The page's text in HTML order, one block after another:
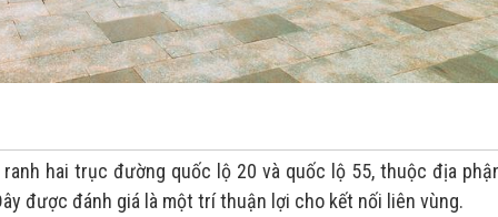
hai trục đường quốc lộ 20 và quốc lộ 55, thuộc địa
được đánh giá là một trí thuận lợi cho kết nối liên vùng.